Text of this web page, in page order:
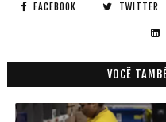
FACEBOOK TWITTER
VOCÊ